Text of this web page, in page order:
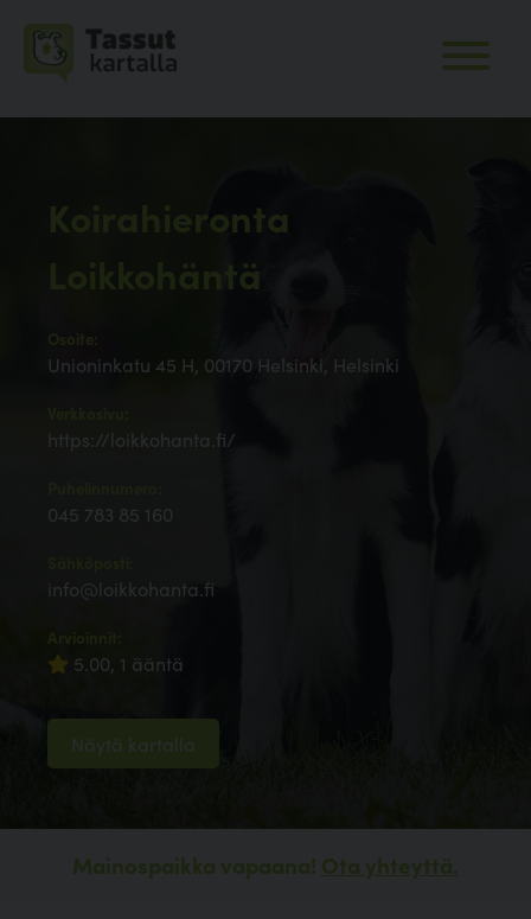
Koirahieronta
Loikkohäntä
Osoite:
Unioninkatu 45 H, 00170 Helsinki, Helsinki
https://loikkohanta.fi/
045 783 85 160
info@loikkohanta.fi
5.00, 1 ääntä
Näytä kartalla
Mainospaikka vapaana! Ota yhteyttä.